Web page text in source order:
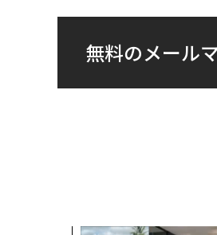
無料のメール